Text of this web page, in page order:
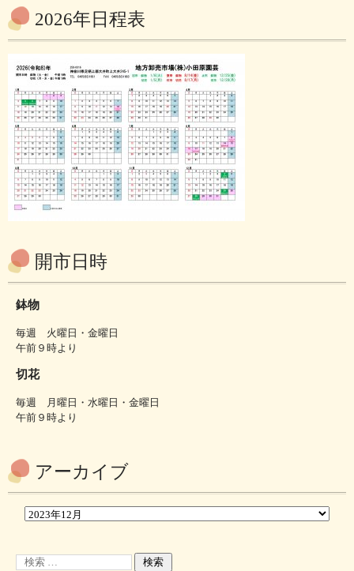
2026年日程表
開市日時
鉢物
毎週 火曜日・金曜日
午前９時より
切花
毎週 月曜日・水曜日・金曜日
午前９時より
アーカイブ